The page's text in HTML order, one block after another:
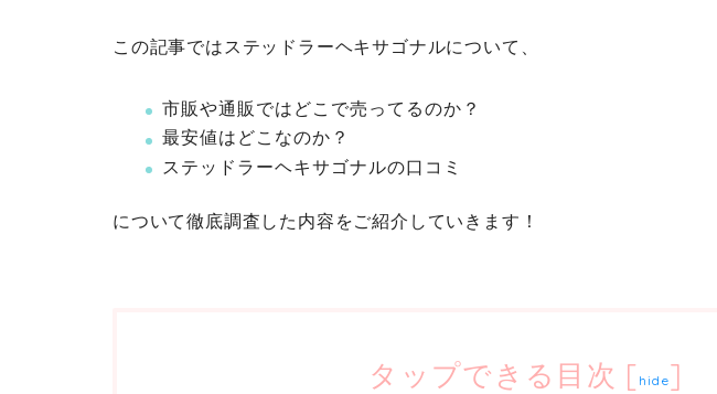
この記事ではステッドラーヘキサゴナルについて、
市販や通販ではどこで売ってるのか？
最安値はどこなのか？
ステッドラーヘキサゴナルの口コミ
について徹底調査した内容をご紹介していきます！
タップできる目次 [ hide]